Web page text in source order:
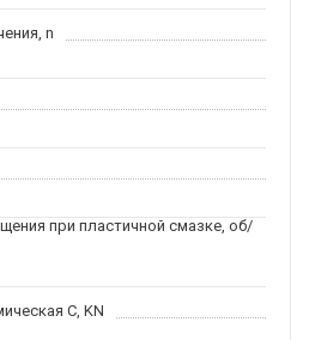
n
при пластичной смазке, об/
C, KN